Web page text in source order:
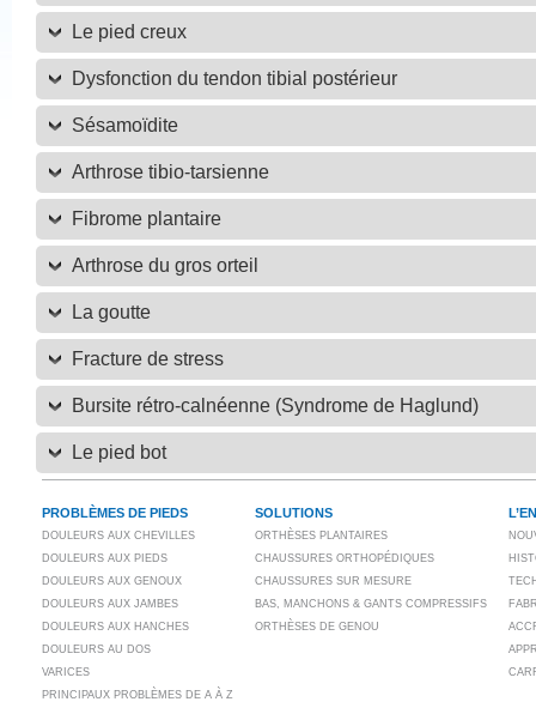
Le pied creux
Dysfonction du tendon tibial postérieur
Sésamoïdite
Arthrose tibio-tarsienne
Fibrome plantaire
Arthrose du gros orteil
La goutte
Fracture de stress
Bursite rétro-calnéenne (Syndrome de Haglund)
Le pied bot
PROBLÈMES DE PIEDS
DOULEURS AUX CHEVILLES
DOULEURS AUX PIEDS
DOULEURS AUX GENOUX
DOULEURS AUX JAMBES
DOULEURS AUX HANCHES
DOULEURS AU DOS
VARICES
PRINCIPAUX PROBLÈMES DE A À Z
SOLUTIONS
ORTHÈSES PLANTAIRES
CHAUSSURES ORTHOPÉDIQUES
CHAUSSURES SUR MESURE
BAS, MANCHONS & GANTS COMPRESSIFS
ORTHÈSES DE GENOU